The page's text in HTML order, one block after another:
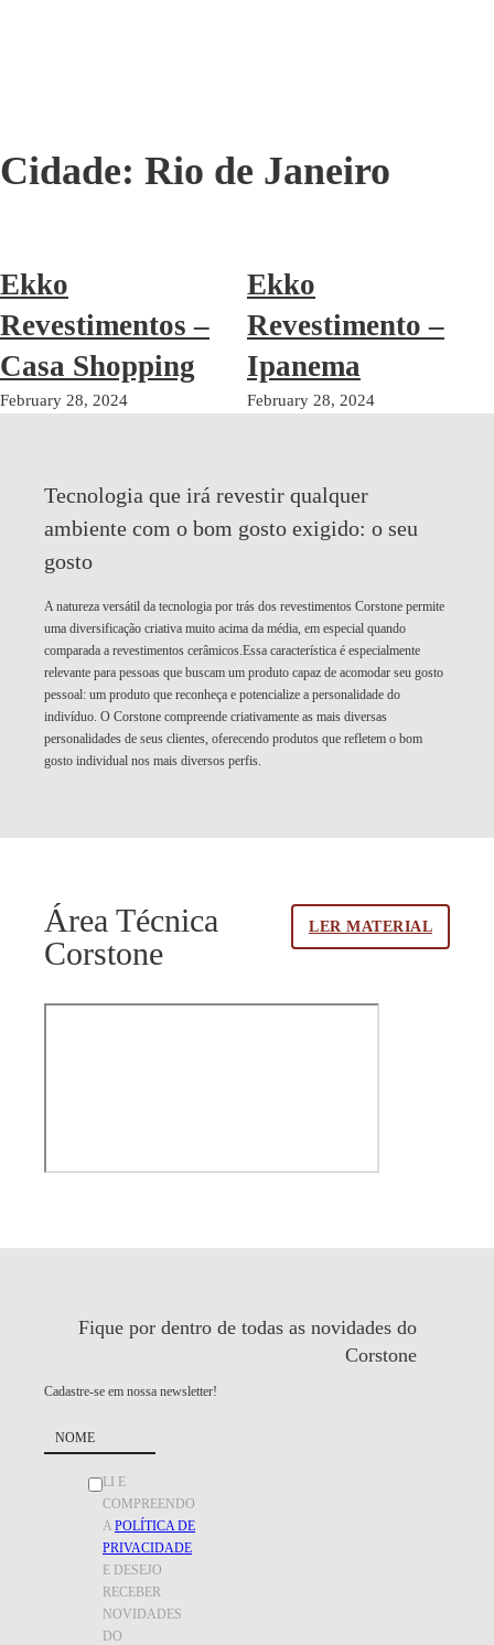
Cidade: Rio de Janeiro
Ekko
Revestimentos –
Casa Shopping
February 28, 2024
Ekko
Revestimento –
Ipanema
February 28, 2024
Tecnologia que irá revestir qualquer
ambiente com o bom gosto exigido: o seu
gosto
A natureza versátil da tecnologia por trás dos revestimentos Corstone permite
uma diversificação criativa muito acima da média, em especial quando
comparada a revestimentos cerâmicos.Essa característica é especialmente
relevante para pessoas que buscam um produto capaz de acomodar seu gosto
pessoal: um produto que reconheça e potencialize a personalidade do
indivíduo. O Corstone compreende criativamente as mais diversas
personalidades de seus clientes, oferecendo produtos que refletem o bom
gosto individual nos mais diversos perfis.
Área Técnica
Corstone
LER MATERIAL
Fique por dentro de todas as novidades do
Corstone
Cadastre-se em nossa newsletter!
LI E
COMPREENDO
A POLÍTICA DE
PRIVACIDADE
E DESEJO
RECEBER
NOVIDADES
DO